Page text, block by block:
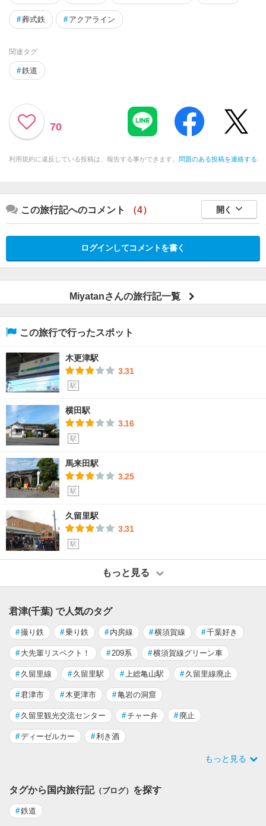
#葬式鉄 # アクアライン
関連タグ
#鉄道
70
利用規約に違反している投稿は、報告する事ができます。 問題のある投稿を連絡する
この旅行記へのコメント （4） 開く
ログインしてコメントを書く
Miyatanさんの旅行記一覧
この旅行で行ったスポット
木更津駅
3.31
駅
横田駅
3.16
駅
馬来田駅
3.25
駅
久留里駅
3.31
駅
もっと見る
君津(千葉) で人気のタグ
#撮り鉄 #乗り鉄 # 内房線 #横須賀線 #千葉好き
# 大先輩リスペクト！ # 209系 #横須賀線グリーン車
# 久留里線 # 久留里駅 # 上総亀山駅 # 久留里線廃止
#君津市 # 木更津市 #亀岩の洞窟
# 久留里観光交流センター #チャー弁 # 廃止
#ディーゼルカー #利き酒
もっと見る
タグから国内旅行記（ブログ） を探す
#鉄道